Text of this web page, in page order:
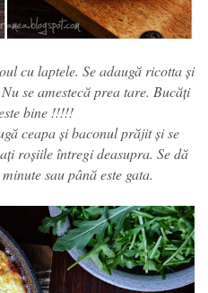
cu laptele. Se adaugă ricotta și
se amestecă prea tare. Bucăți
bine !!!!!
ceapa și baconul prăjit și se
roșiile întregi deasupra. Se dă
sau până este gata.